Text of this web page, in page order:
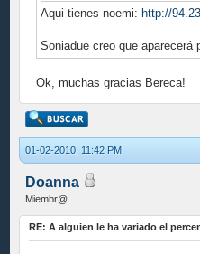
Aqui tienes noemi: http://
Soniadue creo que aparecerá
Ok, muchas gracias Bereca!
01-02-2010, 11:42 PM
Doanna
Miembr@
RE: A alguien le ha variado el